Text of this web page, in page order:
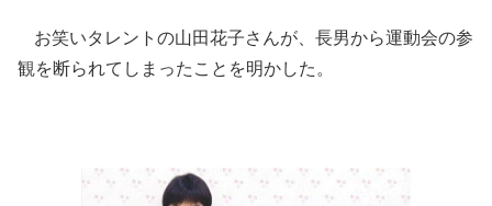
お笑いタレントの山田花子さんが、長男から運動会の参
観を断られてしまったことを明かした。